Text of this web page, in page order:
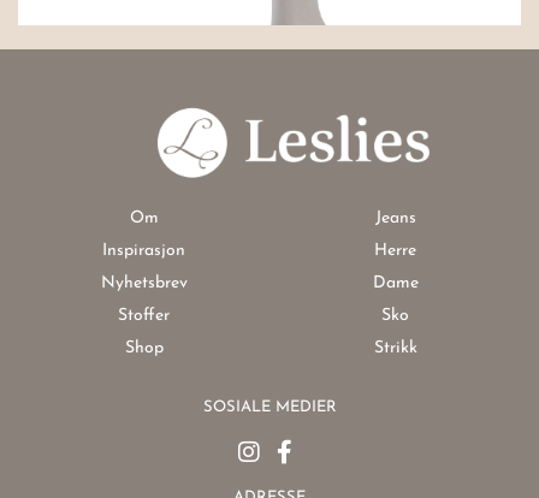
Om
Inspirasjon
Nyhetsbrev
Stoffer
Shop
Jeans
Herre
Dame
Sko
Strikk
SOSIALE MEDIER